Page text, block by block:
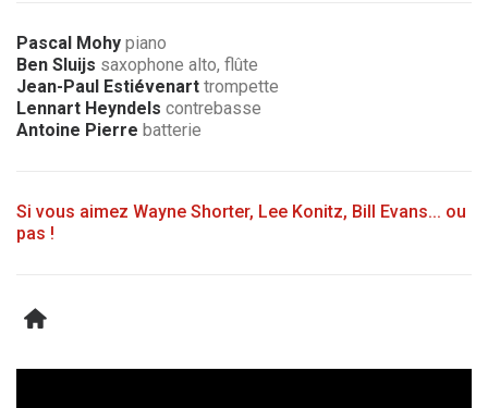
Pascal Mohy piano
Ben Sluijs saxophone alto, flûte
Jean-Paul Estiévenart trompette
Lennart Heyndels contrebasse
Antoine Pierre batterie
Si vous aimez Wayne Shorter, Lee Konitz, Bill Evans... ou
pas !